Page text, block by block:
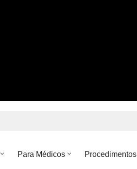
Para Médicos Procedimentos